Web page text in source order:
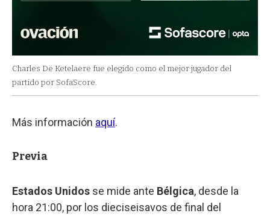
Charles De Ketelaere fue elegido como el mejor jugador del
partido por SofaScore.
Más información aquí.
Previa
Estados Unidos se mide ante Bélgica, desde la
hora 21:00, por los dieciseisavos de final del